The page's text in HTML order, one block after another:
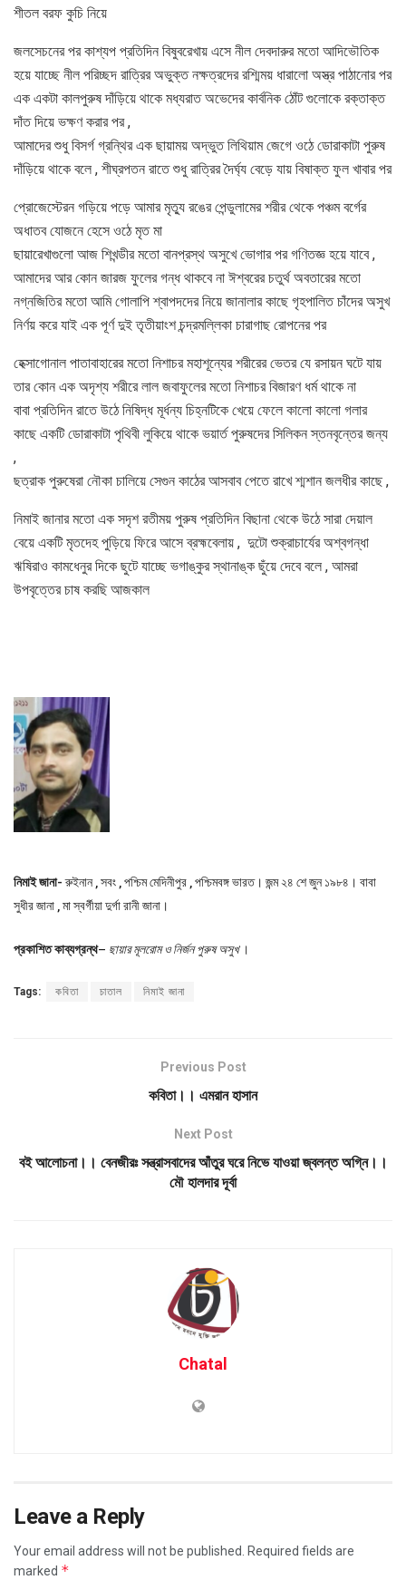
শীতল বরফ কুচি নিয়ে
জলসেচনের পর কাশ্যপ প্রতিদিন বিষুবরেখায় এসে নীল দেবদারুর মতো আদিভৌতিক
হয়ে যাচ্ছে নীল পরিচ্ছদ রাত্রির অভুক্ত নক্ষত্রদের রশ্মিময় ধারালো অস্ত্র পাঠানোর পর
এক একটা কালপুরুষ দাঁড়িয়ে থাকে মধ্যরাত অভেদের কার্বনিক ঠোঁট গুলোকে রক্তাক্ত
দাঁত দিয়ে ভক্ষণ করার পর ,
আমাদের শুধু বিসর্গ গ্রন্থির এক ছায়াময় অদ্ভুত লিথিয়াম জেগে ওঠে ডোরাকাটা পুরুষ
দাঁড়িয়ে থাকে বলে , শীঘ্রপতন রাতে শুধু রাত্রির দৈর্ঘ্য বেড়ে যায় বিষাক্ত ফুল খাবার পর
প্রোজেস্টেরন গড়িয়ে পড়ে আমার মৃত্যু রঙের পেন্ডুলামের শরীর থেকে পঞ্চম বর্গের
অধাতব যোজনে হেসে ওঠে মৃত মা
ছায়ারেখাগুলো আজ শিখন্ডীর মতো বানপ্রস্থ অসুখে ভোগার পর গণিতজ্ঞ হয়ে যাবে ,
আমাদের আর কোন জারজ ফুলের গন্ধ থাকবে না ঈশ্বরের চতুর্থ অবতারের মতো
নগ্নজিতির মতো আমি গোলাপি শ্বাপদদের নিয়ে জানালার কাছে গৃহপালিত চাঁদের অসুখ
নির্ণয় করে যাই এক পূর্ণ দুই তৃতীয়াংশ চন্দ্রমল্লিকা চারাগাছ রোপনের পর
হেক্সাগোনাল পাতাবাহারের মতো নিশাচর মহাশূন্যের শরীরের ভেতর যে রসায়ন ঘটে যায়
তার কোন এক অদৃশ্য শরীরে লাল জবাফুলের মতো নিশাচর বিজারণ ধর্ম থাকে না
বাবা প্রতিদিন রাতে উঠে নিষিদ্ধ মূর্ধন্য চিহ্নটিকে খেয়ে ফেলে কালো কালো গলার
কাছে একটি ডোরাকাটা পৃথিবী লুকিয়ে থাকে ভয়ার্ত পুরুষদের সিলিকন স্তনবৃন্তের জন্য
,
ছত্রাক পুরুষেরা নৌকা চালিয়ে সেগুন কাঠের আসবাব পেতে রাখে শ্মশান জলধীর কাছে ,
নিমাই জানার মতো এক সদৃশ রতীময় পুরুষ প্রতিদিন বিছানা থেকে উঠে সারা দেয়াল
বেয়ে একটি মৃতদেহ পুড়িয়ে ফিরে আসে ব্রহ্মবেলায় , দুটো শুক্রাচার্যের অশ্বগন্ধা
ঋষিরাও কামধেনুর দিকে ছুটে যাচ্ছে ভগাঙ্কুর স্থানাঙ্ক ছুঁয়ে দেবে বলে , আমরা
উপবৃত্তের চাষ করছি আজকাল
নিমাই জানা-রুইনান , সবং , পশ্চিম মেদিনীপুর , পশ্চিমবঙ্গ ভারত। জন্ম ২৪ শে জুন ১৯৮৪। বাবা
সুধীর জানা , মা স্বর্গীয়া দুর্গা রানী জানা।
প্রকাশিত কাব্যগ্রন্থ– ছায়ার মূলরোম ও নির্জন পুরুষ অসুখ।
Tags: কবিতা চাতাল নিমাই জানা
Previous Post
কবিতা।। এমরান হাসান
Next Post
বই আলোচনা।। বেনজীরঃ সন্ত্রাসবাদের আঁতুর ঘরে নিভে যাওয়া জ্বলন্ত অগ্নি।।
মৌ হালদার দূর্বা
Chatal
Leave a Reply
Your email address will not be published.
Required fields are
marked *